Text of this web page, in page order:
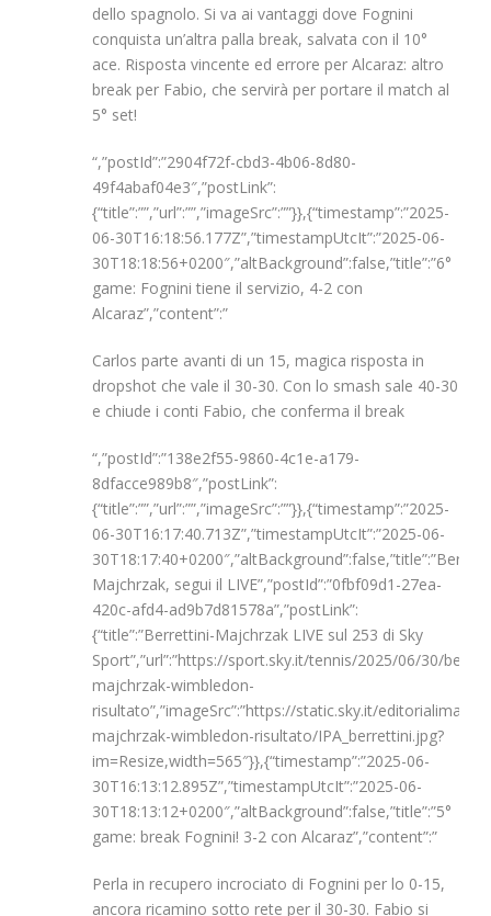
dello spagnolo. Si va ai vantaggi dove Fognini
conquista un’altra palla break, salvata con il 10°
ace. Risposta vincente ed errore per Alcaraz: altro
break per Fabio, che servirà per portare il match al
5° set!
“,”postId”:”2904f72f-cbd3-4b06-8d80-
49f4abaf04e3″,”postLink”:
{“title”:””,”url”:””,”imageSrc”:””}},{“timestamp”:”2025-
06-30T16:18:56.177Z”,”timestampUtcIt”:”2025-06-
30T18:18:56+0200″,”altBackground”:false,”title”:”6°
game: Fognini tiene il servizio, 4-2 con
Alcaraz”,”content”:”
Carlos parte avanti di un 15, magica risposta in
dropshot che vale il 30-30. Con lo smash sale 40-30
e chiude i conti Fabio, che conferma il break
“,”postId”:”138e2f55-9860-4c1e-a179-
8dfacce989b8″,”postLink”:
{“title”:””,”url”:””,”imageSrc”:””}},{“timestamp”:”2025-
06-30T16:17:40.713Z”,”timestampUtcIt”:”2025-06-
Majchrzak, segui il LIVE”,”postId”:”0fbf09d1-27ea-
420c-afd4-ad9b7d81578a”,”postLink”:
{“title”:”Berrettini-Majchrzak LIVE sul 253 di Sky
Sport”,”url”:”https://sport.sky.it/tennis/2025/06/30/
majchrzak-wimbledon-
risultato”,”imageSrc”:”https://static.sky.it/
majchrzak-wimbledon-risultato/IPA_berrettini.jpg?
im=Resize,width=565″}},{“timestamp”:”2025-06-
30T16:13:12.895Z”,”timestampUtcIt”:”2025-06-
30T18:13:12+0200″,”altBackground”:false,”title”:”5°
game: break Fognini! 3-2 con Alcaraz”,”content”:”
Perla in recupero incrociato di Fognini per lo 0-15,
ancora ricamino sotto rete per il 30-30. Fabio si